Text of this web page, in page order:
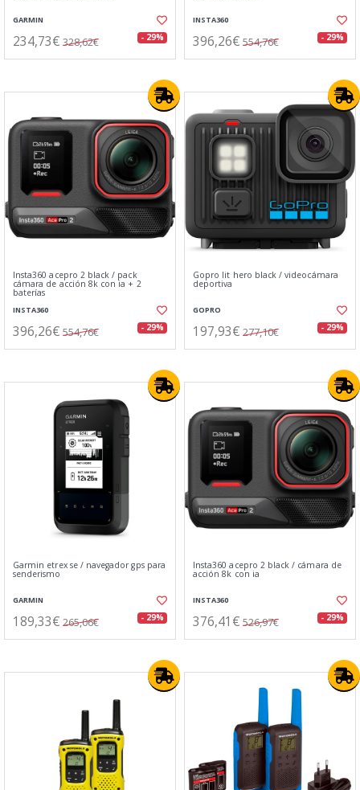
GARMIN
234,73€ 328,62€ - 29%
INSTA360
396,26€ 554,76€ - 29%
Insta360 acepro 2 black / pack
cámara de acción 8k con ia + 2
baterías
INSTA360
396,26€ 554,76€ - 29%
Gopro lit hero black / videocámara
deportiva
GOPRO
197,93€ 277,10€ - 29%
Garmin etrex se / navegador gps para
senderismo
GARMIN
189,33€ 265,06€ - 29%
Insta360 acepro 2 black / cámara de
acción 8k con ia
INSTA360
376,41€ 526,97€ - 29%